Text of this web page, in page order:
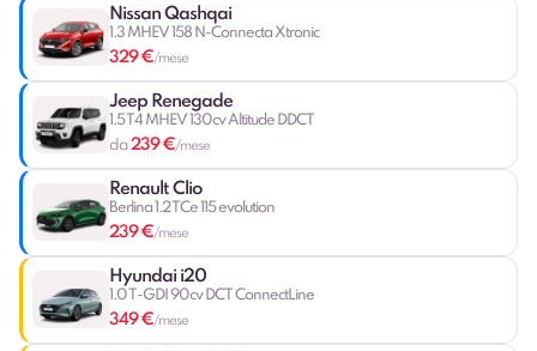
Nissan Qashqai
1.3 MHEV 158 N-Connecta Xtronic
329 €/mese
Jeep Renegade
1.5 T4 MHEV 130cv Altitude DDCT
da239 €/mese
Renault Clio
Berlina 1.2 TCe 115 evolution
239 €/mese
Hyundai i20
1.0 T-GDI 90cv DCT ConnectLine
349 €/mese